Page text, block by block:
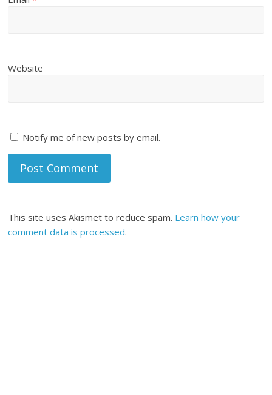
Website
Notify me of new posts by email.
This site uses Akismet to reduce spam. Learn how your
comment data is processed.